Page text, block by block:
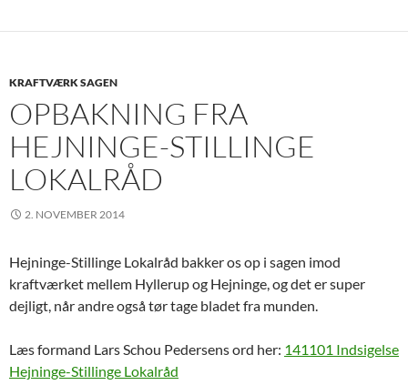
KRAFTVÆRK SAGEN
OPBAKNING FRA
HEJNINGE-STILLINGE
LOKALRÅD
2. NOVEMBER 2014
Hejninge-Stillinge Lokalråd bakker os op i sagen imod
kraftværket mellem Hyllerup og Hejninge, og det er super
dejligt, når andre også tør tage bladet fra munden.
Læs formand Lars Schou Pedersens ord her: 141101 Indsigelse
Hejninge-Stillinge Lokalråd